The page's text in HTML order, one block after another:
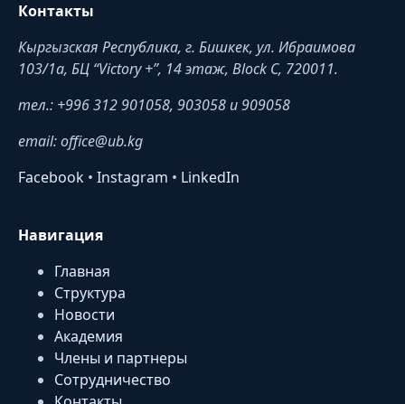
Контакты
Кыргызская Республика, г. Бишкек, ул. Ибраимова
103/1a, БЦ “Victory +”, 14 этаж, Block C, 720011.
тел.: +996 312 901058, 903058 и 909058
email: office@ub.kg
Facebook • Instagram • LinkedIn
Навигация
Главная
Структура
Новости
Академия
Члены и партнеры
Сотрудничество